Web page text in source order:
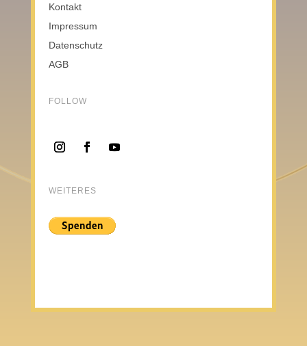
Kontakt
Impressum
Datenschutz
AGB
FOLLOW
WEITERES